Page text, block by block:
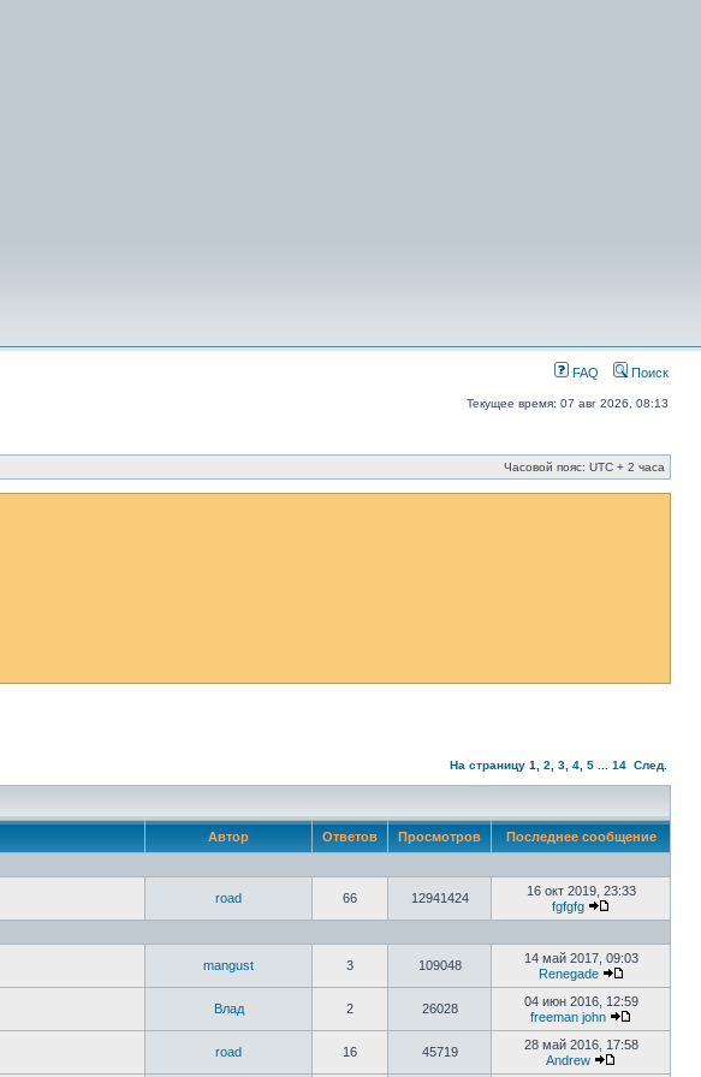
FAQ Поиск
Текущее время: 07 авг 2026, 08:13
Часовой пояс: UTC + 2 часа
На страницу 1 2 3 4 5 14 След.
Автор Ответов Просмотров Последнее сообщение
road 66 12941424
16 окт 2019, 23:33
fgfgfg
mangust 3 109048
14 май 2017, 09:03
Renegade
Влад 2 26028
04 июн 2016, 12:59
freeman john
road 16 45719
28 май 2016, 17:58
Аndrew